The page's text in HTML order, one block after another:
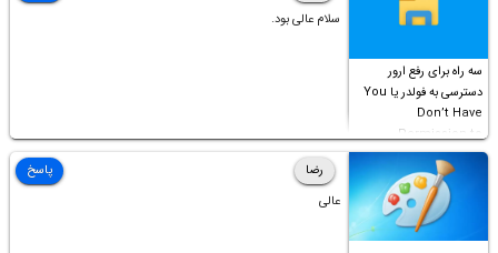
سه راه برای رفع ارور
دسترسی به فولدر یا You
Don’t Have
Permission to
Access this folder
سلام عالی بود.
رضا
عالی
پاسخ